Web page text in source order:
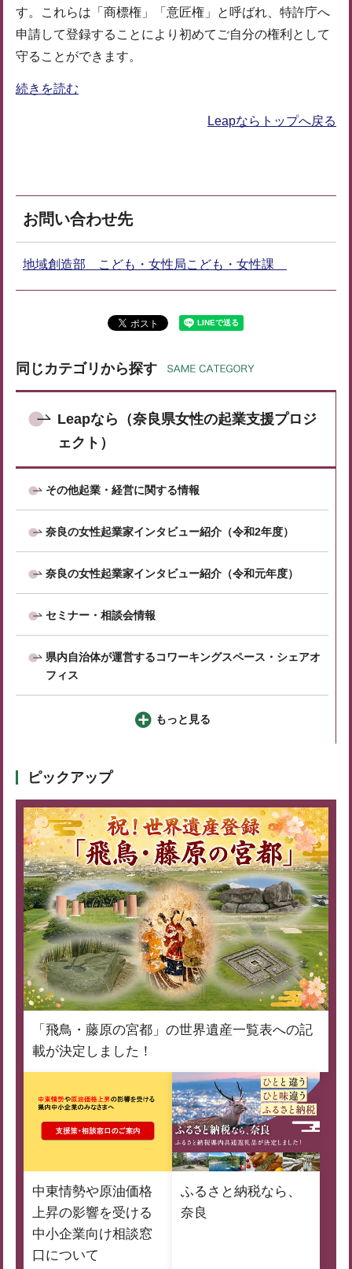
す。これらは「商標権」「意匠権」と呼ばれ、特許庁へ
申請して登録することにより初めてご自分の権利として
守ることができます。
続きを読む
Leapならトップへ戻る
お問い合わせ先
地域創造部 こども・女性局こども・女性課
同じカテゴリから探す
Leapなら（奈良県女性の起業支援プロジ
ェクト）
その他起業・経営に関する情報
奈良の女性起業家インタビュー紹介（令和2年度）
奈良の女性起業家インタビュー紹介（令和元年度）
セミナー・相談会情報
県内自治体が運営するコワーキングスペース・シェアオ
フィス
もっと見る
ピックアップ
「飛鳥・藤原の宮都」の世界遺産一覧表への記
載が決定しました！
中東情勢や原油価格
上昇の影響を受ける
中小企業向け相談窓
口について
ふるさと納税なら、
奈良